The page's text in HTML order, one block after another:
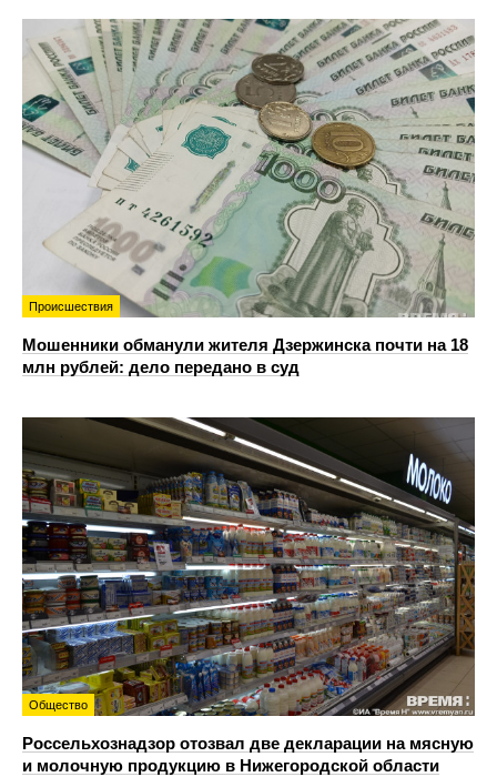
Происшествия
Мошенники обманули жителя Дзержинска почти на 18
млн рублей: дело передано в суд
Общество
Россельхознадзор отозвал две декларации на мясную
и молочную продукцию в Нижегородской области